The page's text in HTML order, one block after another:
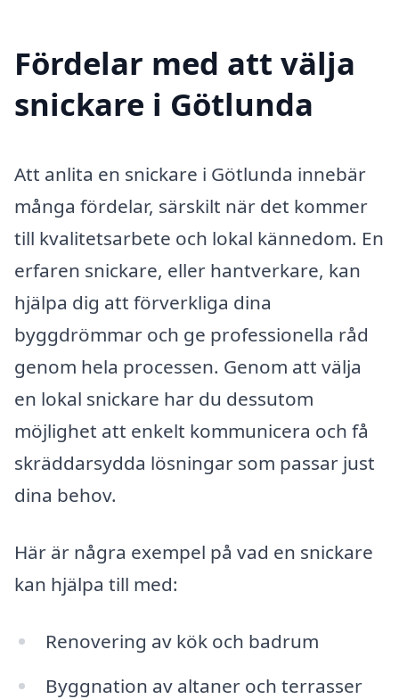
Fördelar med att välja
snickare i Götlunda
Att anlita en snickare i Götlunda innebär
många fördelar, särskilt när det kommer
till kvalitetsarbete och lokal kännedom. En
erfaren snickare, eller hantverkare, kan
hjälpa dig att förverkliga dina
byggdrömmar och ge professionella råd
genom hela processen. Genom att välja
en lokal snickare har du dessutom
möjlighet att enkelt kommunicera och få
skräddarsydda lösningar som passar just
dina behov.
Här är några exempel på vad en snickare
kan hjälpa till med:
Renovering av kök och badrum
Byggnation av altaner och terrasser